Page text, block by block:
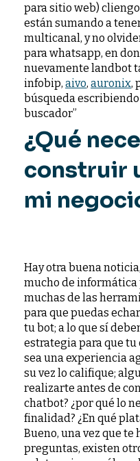
para sitio web)
están sumando a
multicanal, y no
para whatsapp, en
nuevamente landbot
infobip, aivo, auronix,
búsqueda
buscador”
¿Qué
construir
mi
Hay otra buena
mucho de
muchas de las
para que puedas
tu bot; a lo que sí
estrategia para que
sea una experiencia
su vez lo califique;
realizarte antes de
chatbot? ¿por qué lo
finalidad? ¿En qué
Bueno, una vez que te
preguntas, existen